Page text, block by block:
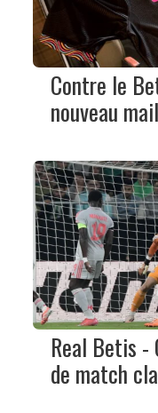
Contre le
nouveau
Real Betis
de match